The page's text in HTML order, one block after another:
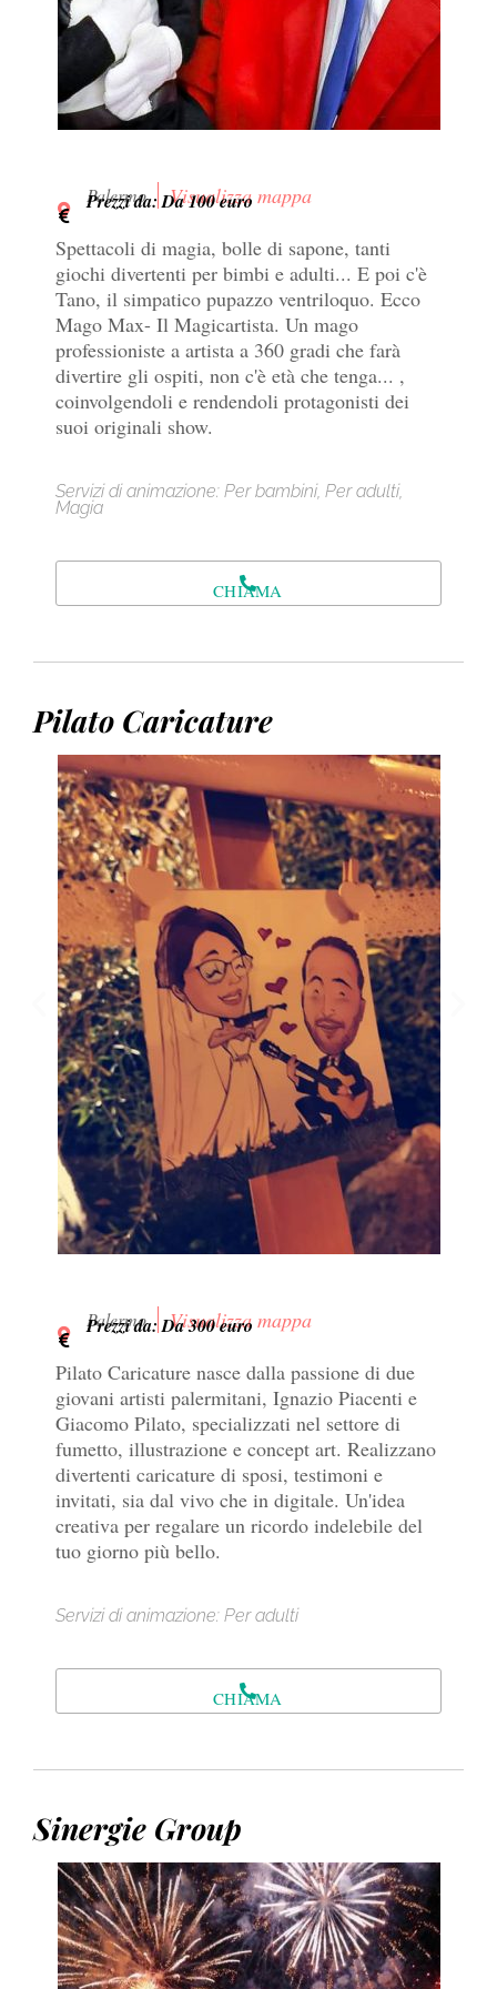
Palermo Visualizza mappa
Prezzi da: Da 100 euro
Spettacoli di magia, bolle di sapone, tanti
giochi divertenti per bimbi e adulti... E poi c'è
Tano, il simpatico pupazzo ventriloquo. Ecco
Mago Max- Il Magicartista. Un mago
professioniste a artista a 360 gradi che farà
divertire gli ospiti, non c'è età che tenga... ,
coinvolgendoli e rendendoli protagonisti dei
suoi originali show.
Servizi di animazione: Per bambini, Per adulti,
Magia
CHIAMA
Pilato Caricature
Palermo Visualizza mappa
Prezzi da: Da 300 euro
Pilato Caricature nasce dalla passione di due
giovani artisti palermitani, Ignazio Piacenti e
Giacomo Pilato, specializzati nel settore di
fumetto, illustrazione e concept art. Realizzano
divertenti caricature di sposi, testimoni e
invitati, sia dal vivo che in digitale. Un'idea
creativa per regalare un ricordo indelebile del
tuo giorno più bello.
Servizi di animazione: Per adulti
CHIAMA
Sinergie Group